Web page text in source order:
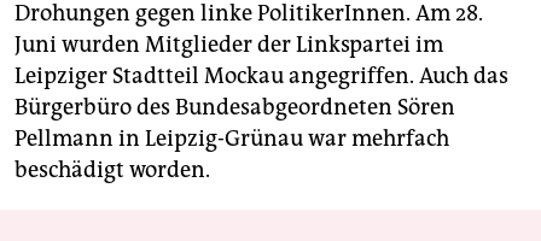
Drohungen gegen linke PolitikerInnen. Am 28.
Juni wurden Mitglieder der Linkspartei im
Leipziger Stadtteil Mockau angegriffen. Auch das
Bürgerbüro des Bundesabgeordneten Sören
Pellmann in Leipzig-Grünau war mehrfach
beschädigt worden.